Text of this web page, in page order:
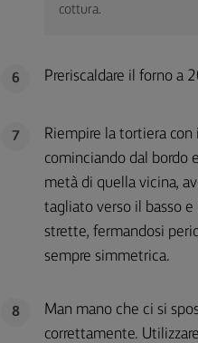
cottura.
6 Preriscaldare il forno a
7
Riempire la tortiera
cominciando dal bordo
metà di quella vicina,
tagliato verso il basso
strette, fermandosi
sempre simmetrica.
8
Man mano che ci si
correttamente.